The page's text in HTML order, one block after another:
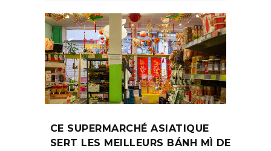
CE SUPERMARCHÉ ASIATIQUE
SERT LES MEILLEURS BÁNH MÌ DE